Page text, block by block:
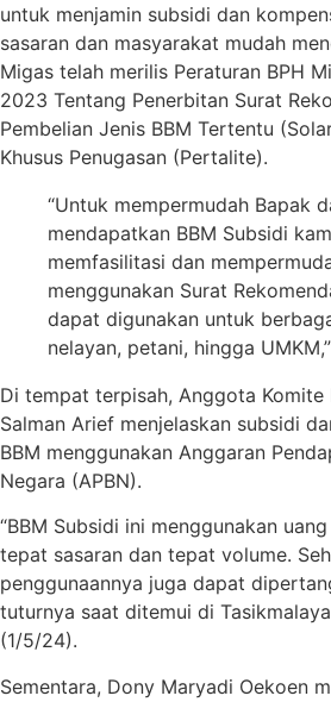
untuk menjamin subsidi dan
sasaran dan masyarakat mudah
Migas telah merilis Peraturan BPH
2023 Tentang Penerbitan Surat
Pembelian Jenis BBM Tertentu
Khusus Penugasan (Pertalite).
“Untuk mempermudah Bapak
mendapatkan BBM Subsidi
memfasilitasi dan
menggunakan Surat
dapat digunakan untuk
nelayan, petani, hingga
Di tempat terpisah, Anggota Komite
Salman Arief menjelaskan subsidi
BBM menggunakan Anggaran
Negara (APBN).
“BBM Subsidi ini menggunakan
tepat sasaran dan tepat volume.
penggunaannya juga dapat
tuturnya saat ditemui di
(1/5/24).
Sementara, Dony Maryadi Oekoen